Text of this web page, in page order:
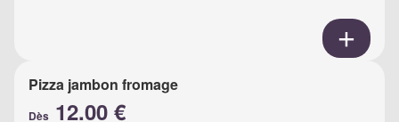
Pizza jambon fromage
Dès 12.00 €